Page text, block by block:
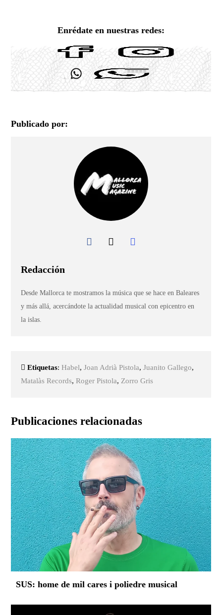
Enrédate en nuestras redes:
Publicado por:
Redacción
Desde Mallorca te mostramos la música que se hace en Baleares
y más allá, acercándote la actualidad musical con epicentro en
la islas.
Etiquetas:Habel,Joan Adrià Pistola,Juanito Gallego,
Matalàs Records,Roger Pistola, Zorro Gris
Publicaciones relacionadas
SUS: home de mil cares i poliedre musical